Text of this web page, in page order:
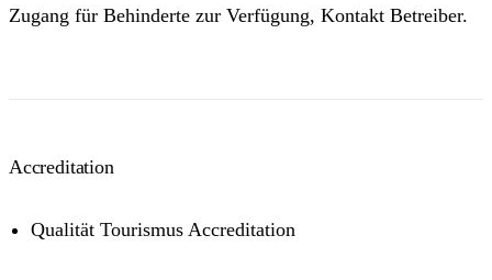
Zugang für Behinderte zur Verfügung, Kontakt Betreiber.
Accreditation
Qualität Tourismus Accreditation